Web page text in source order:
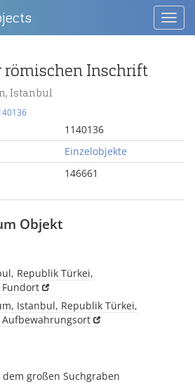
römischen Inschrift
Istanbul
1140136
Einzelobjekte
146661
Objekt
Republik Türkei,
Istanbul, Republik Türkei,
großen Suchgraben